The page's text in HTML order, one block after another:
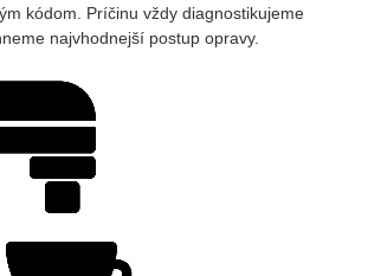
kódom. Príčinu vždy diagnostikujeme
najvhodnejší postup opravy.